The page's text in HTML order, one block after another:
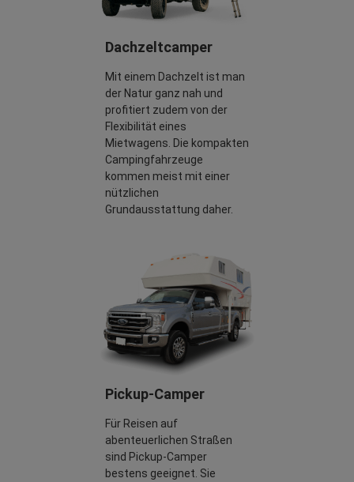
Dachzeltcamper
Mit einem Dachzelt ist man
der Natur ganz nah und
profitiert zudem von der
Flexibilität eines
Mietwagens. Die kompakten
Campingfahrzeuge
kommen meist mit einer
nützlichen
Grundausstattung daher.
Pickup-Camper
Für Reisen auf
abenteuerlichen Straßen
sind Pickup-Camper
bestens geeignet. Sie